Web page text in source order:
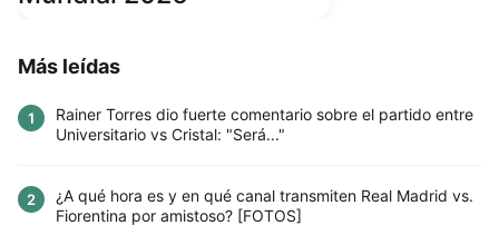
Más leídas
1
Rainer Torres dio fuerte comentario sobre el partido entre
Universitario vs Cristal: "Será..."
2
¿A qué hora es y en qué canal transmiten Real Madrid vs.
Fiorentina por amistoso? [FOTOS]